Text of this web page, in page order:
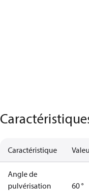
Caractéristique
Angle de
pulvérisation
60 °